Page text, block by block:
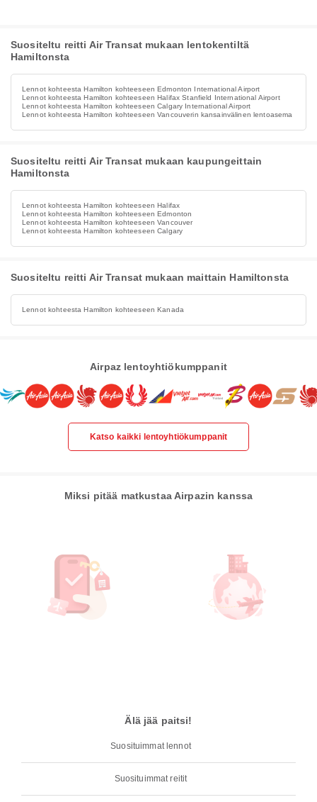
Suositeltu reitti Air Transat mukaan lentokentiltä
Hamiltonsta
Lennot kohteesta Hamilton kohteeseen Edmonton International Airport
Lennot kohteesta Hamilton kohteeseen Halifax Stanfield International Airport
Lennot kohteesta Hamilton kohteeseen Calgary International Airport
Lennot kohteesta Hamilton kohteeseen Vancouverin kansainvälinen lentoasema
Suositeltu reitti Air Transat mukaan kaupungeittain
Hamiltonsta
Lennot kohteesta Hamilton kohteeseen Halifax
Lennot kohteesta Hamilton kohteeseen Edmonton
Lennot kohteesta Hamilton kohteeseen Vancouver
Lennot kohteesta Hamilton kohteeseen Calgary
Suositeltu reitti Air Transat mukaan maittain Hamiltonsta
Lennot kohteesta Hamilton kohteeseen Kanada
Airpaz lentoyhtiökumppanit
Katso kaikki lentoyhtiökumppanit
Miksi pitää matkustaa Airpazin kanssa
Älä jää paitsi!
Suosituimmat lennot
Suosituimmat reitit